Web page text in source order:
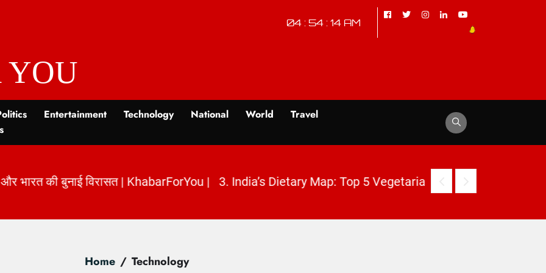
04 : 54 : 15 AM
YOU
Entertainment Technology National World
Travel
|
Home Technology